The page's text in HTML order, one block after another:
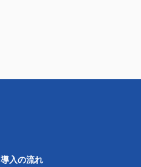
導入の流れ